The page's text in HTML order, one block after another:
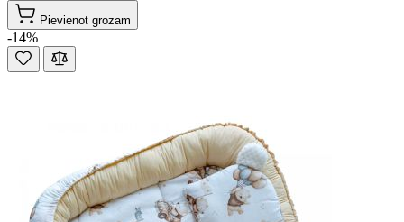
Pievienot grozam
-14%